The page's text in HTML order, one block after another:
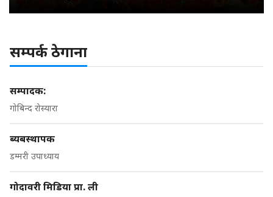
सम्पर्क ठेगाना
सम्पादक:
गोबिन्द रोस्यारा
ब्यबस्थापक
डम्मरी उपाध्याय
गोदावरी मिडिया प्रा. ली